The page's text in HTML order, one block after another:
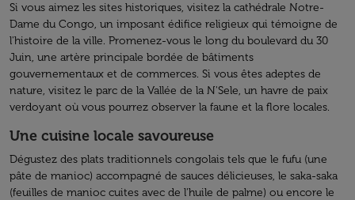
Si vous aimez les sites historiques, visitez la cathédrale Notre-
Dame du Congo, un imposant édifice religieux qui témoigne de
l'histoire de la ville. Promenez-vous le long du boulevard du 30
Juin, une artère principale bordée de bâtiments
gouvernementaux et de commerces. Si vous êtes adeptes de
nature, visitez le parc de la Vallée de la N'Sele, un havre de paix
verdoyant où vous pourrez observer la faune et la flore locales.
Une cuisine locale savoureuse
Dégustez des plats traditionnels congolais tels que le fufu (une
pâte de manioc) accompagné de sauces délicieuses, le saka-saka
(feuilles de manioc cuites avec de l'huile de palme) ou encore le